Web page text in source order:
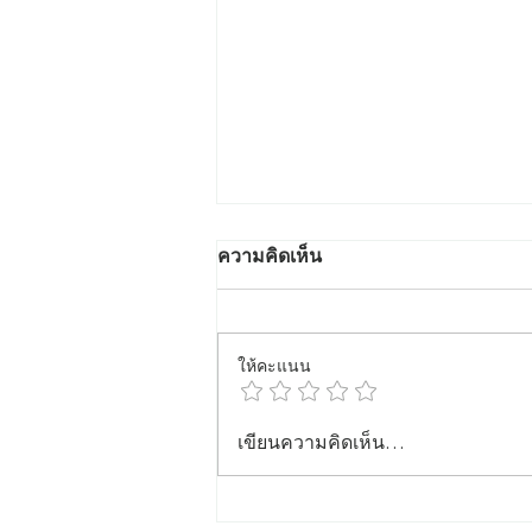
สักคิ้วที่ไหนดี ปี 2569 – แนะนำ
ร้าน Crown Eyebrows &
ความคิดเห็น
ให้คะแนน
เขียนความคิดเห็น…